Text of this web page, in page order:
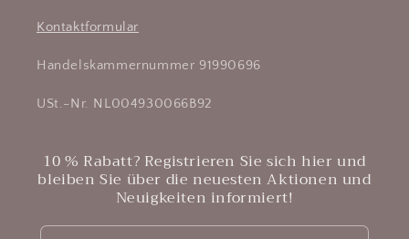
Kontaktformular
Handelskammernummer 91990696
USt.-Nr. NL004930066B92
10 % Rabatt? Registrieren Sie sich hier und
bleiben Sie über die neuesten Aktionen und
Neuigkeiten informiert!